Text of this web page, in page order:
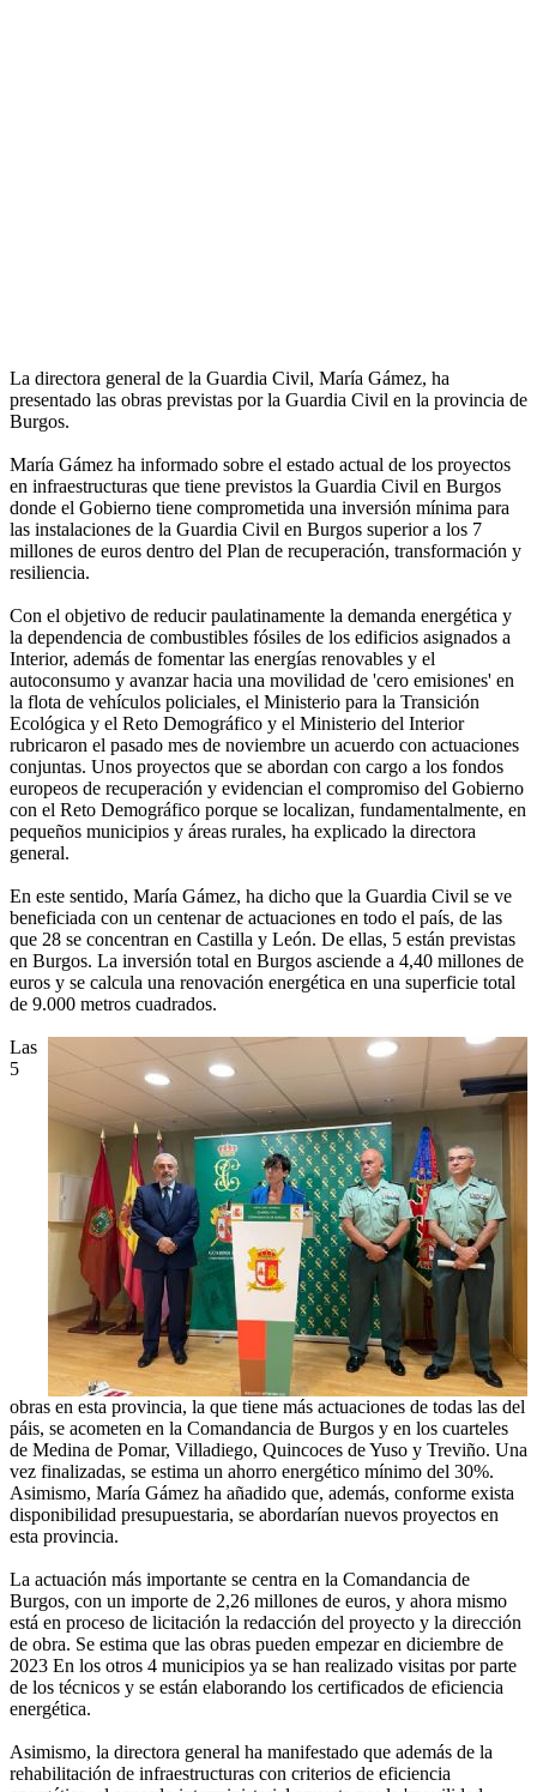
La directora general de la Guardia Civil, María Gámez, ha
presentado las obras previstas por la Guardia Civil en la provincia de
Burgos.
María Gámez ha informado sobre el estado actual de los proyectos
en infraestructuras que tiene previstos la Guardia Civil en Burgos
donde el Gobierno tiene comprometida una inversión mínima para
las instalaciones de la Guardia Civil en Burgos superior a los 7
millones de euros dentro del Plan de recuperación, transformación y
resiliencia.
Con el objetivo de reducir paulatinamente la demanda energética y
la dependencia de combustibles fósiles de los edificios asignados a
Interior, además de fomentar las energías renovables y el
autoconsumo y avanzar hacia una movilidad de 'cero emisiones' en
la flota de vehículos policiales, el Ministerio para la Transición
Ecológica y el Reto Demográfico y el Ministerio del Interior
rubricaron el pasado mes de noviembre un acuerdo con actuaciones
conjuntas. Unos proyectos que se abordan con cargo a los fondos
europeos de recuperación y evidencian el compromiso del Gobierno
con el Reto Demográfico porque se localizan, fundamentalmente, en
pequeños municipios y áreas rurales, ha explicado la directora
general.
En este sentido, María Gámez, ha dicho que la Guardia Civil se ve
beneficiada con un centenar de actuaciones en todo el país, de las
que 28 se concentran en Castilla y León. De ellas, 5 están previstas
en Burgos. La inversión total en Burgos asciende a 4,40 millones de
euros y se calcula una renovación energética en una superficie total
de 9.000 metros cuadrados.
Las
5
obras en esta provincia, la que tiene más actuaciones de todas las del
páis, se acometen en la Comandancia de Burgos y en los cuarteles
de Medina de Pomar, Villadiego, Quincoces de Yuso y Treviño. Una
vez finalizadas, se estima un ahorro energético mínimo del 30%.
Asimismo, María Gámez ha añadido que, además, conforme exista
disponibilidad presupuestaria, se abordarían nuevos proyectos en
esta provincia.
La actuación más importante se centra en la Comandancia de
Burgos, con un importe de 2,26 millones de euros, y ahora mismo
está en proceso de licitación la redacción del proyecto y la dirección
de obra. Se estima que las obras pueden empezar en diciembre de
2023 En los otros 4 municipios ya se han realizado visitas por parte
de los técnicos y se están elaborando los certificados de eficiencia
energética.
Asimismo, la directora general ha manifestado que además de la
rehabilitación de infraestructuras con criterios de eficiencia